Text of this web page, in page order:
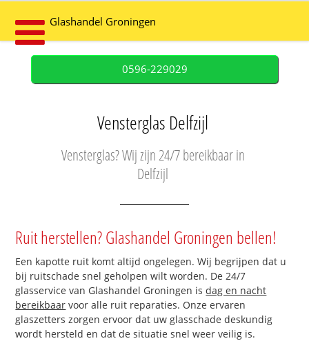
Glashandel Groningen
0596-229029
Vensterglas Delfzijl
Vensterglas? Wij zijn 24/7 bereikbaar in
Delfzijl
Ruit herstellen? Glashandel Groningen bellen!
Een kapotte ruit komt altijd ongelegen. Wij begrijpen dat u
bij ruitschade snel geholpen wilt worden. De 24/7
glasservice van Glashandel Groningen isdag en nacht
bereikbaar voor alle ruit reparaties. Onze ervaren
glaszetters zorgen ervoor dat uw glasschade deskundig
wordt hersteld en dat de situatie snel weer veilig is.